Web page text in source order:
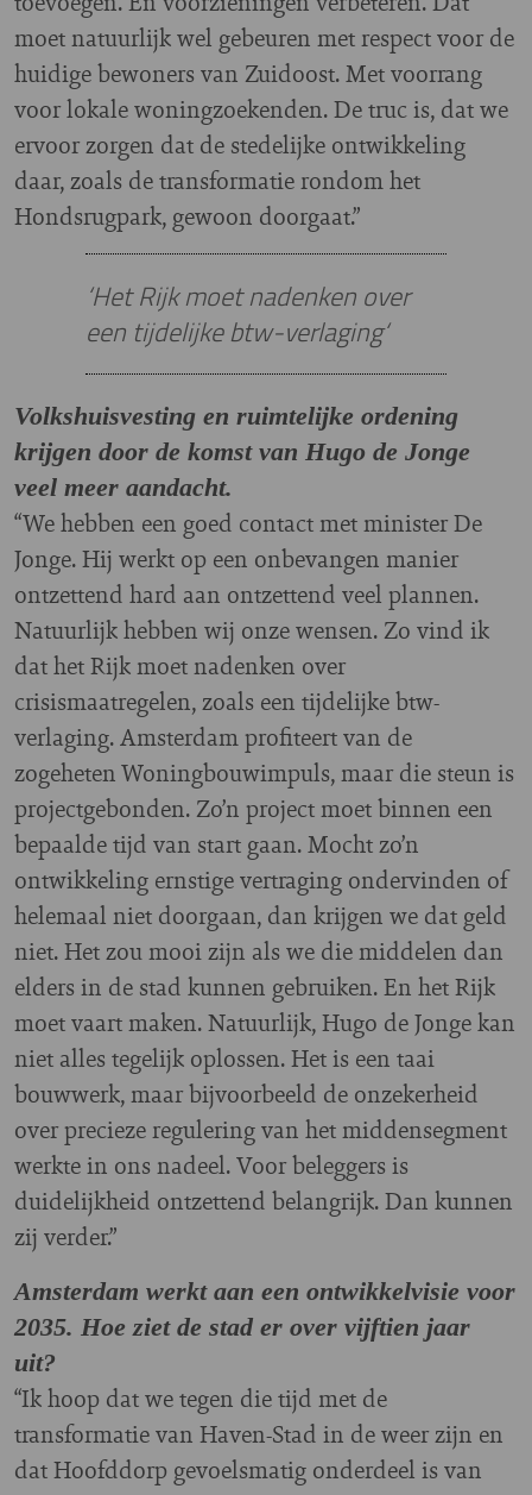
moet natuurlijk wel gebeuren met respect voor de
huidige bewoners van Zuidoost. Met voorrang
voor lokale woningzoekenden. De truc is, dat we
ervoor zorgen dat de stedelijke ontwikkeling
daar, zoals de transformatie rondom het
Hondsrugpark, gewoon doorgaat.”
‘Het Rijk moet nadenken over
een tijdelijke btw-verlaging‘
Volkshuisvesting en ruimtelijke ordening
krijgen door de komst van Hugo de Jonge
veel meer aandacht.
“We hebben een goed contact met minister De
Jonge. Hij werkt op een onbevangen manier
ontzettend hard aan ontzettend veel plannen.
Natuurlijk hebben wij onze wensen. Zo vind ik
dat het Rijk moet nadenken over
crisismaatregelen, zoals een tijdelijke btw-
verlaging. Amsterdam profiteert van de
zogeheten Woningbouwimpuls, maar die steun is
projectgebonden. Zo’n project moet binnen een
bepaalde tijd van start gaan. Mocht zo’n
ontwikkeling ernstige vertraging ondervinden of
helemaal niet doorgaan, dan krijgen we dat geld
niet. Het zou mooi zijn als we die middelen dan
elders in de stad kunnen gebruiken. En het Rijk
moet vaart maken. Natuurlijk, Hugo de Jonge kan
niet alles tegelijk oplossen. Het is een taai
bouwwerk, maar bijvoorbeeld de onzekerheid
over precieze regulering van het middensegment
werkte in ons nadeel. Voor beleggers is
duidelijkheid ontzettend belangrijk. Dan kunnen
zij verder.”
Amsterdam werkt aan een ontwikkelvisie voor
2035. Hoe ziet de stad er over vijftien jaar
uit?
“Ik hoop dat we tegen die tijd met de
transformatie van Haven-Stad in de weer zijn en
dat Hoofddorp gevoelsmatig onderdeel is van